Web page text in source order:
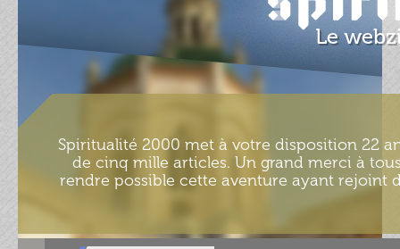
Spiritualité 2000 met à votre disposition 22
de cinq mille articles. Un grand merci à
rendre possible cette aventure ayant rejoint